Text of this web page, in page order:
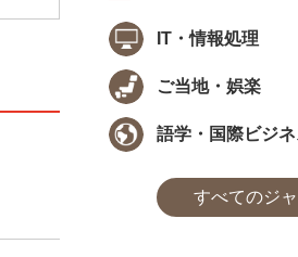
IT・情報処理
ご当地・娯楽
語学・国際ビジネ
すべてのジ